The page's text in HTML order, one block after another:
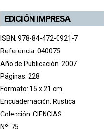
EDICIÓN IMPRESA
ISBN: 978-84-472-0921-7
Referencia: 040075
Año de Publicación: 2007
Páginas: 228
Formato: 15 x 21 cm
Encuadernación: Rústica
Colección: CIENCIAS
Nº: 75